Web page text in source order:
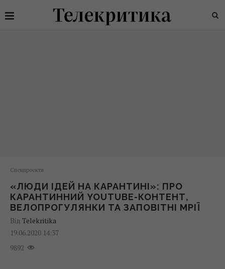
Спецпроекти
«ЛЮДИ ІДЕЙ НА КАРАНТИНІ»: ПРО
КАРАНТИННИЙ YOUTUBE-КОНТЕНТ,
ВЕЛОПРОГУЛЯНКИ ТА ЗАПОВІТНІ МРІЇ
Від Telekritika
19.06.2020 14:37
9892